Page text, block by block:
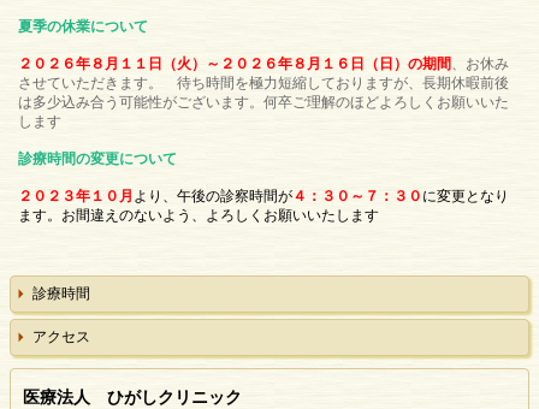
夏季の休業について
２０２６年８月１１日（火）～２０２６年８月１６日（日）の期間、 お休み
させていただきます。 待ち時間を極力短縮しておりますが、長期休暇前後
は多少込み合う可能性がございます。何卒ご理解のほどよろしくお願いいた
します
診療時間の変更について
２０２３年１０月 より、午後の診察時間が４：３０～７：３０ に変更となり
ます。お間違えのないよう、よろしくお願いいたします
診療時間
アクセス
医療法人 ひがしクリニック